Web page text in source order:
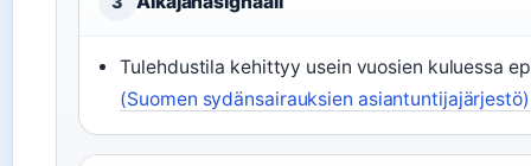
Tulehdustila kehittyy usein vuosien kuluessa
(Suomen sydänsairauksien asiantuntijajärjestö)